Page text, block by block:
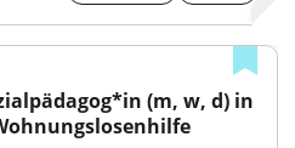
(m, w, d) in